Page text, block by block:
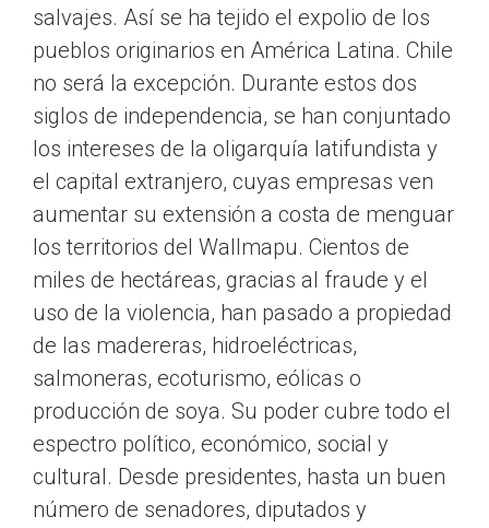
salvajes. Así se ha tejido el expolio de los
pueblos originarios en América Latina. Chile
no será la excepción. Durante estos dos
siglos de independencia, se han conjuntado
los intereses de la oligarquía latifundista y
el capital extranjero, cuyas empresas ven
aumentar su extensión a costa de menguar
los territorios del Wallmapu. Cientos de
miles de hectáreas, gracias al fraude y el
uso de la violencia, han pasado a propiedad
de las madereras, hidroeléctricas,
salmoneras, ecoturismo, eólicas o
producción de soya. Su poder cubre todo el
espectro político, económico, social y
cultural. Desde presidentes, hasta un buen
número de senadores, diputados y